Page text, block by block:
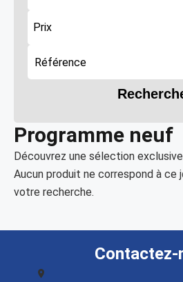
Prix
Programme neuf
Découvrez une sélection
Aucun produit ne correspond à ce
votre recherche.
Contactez-